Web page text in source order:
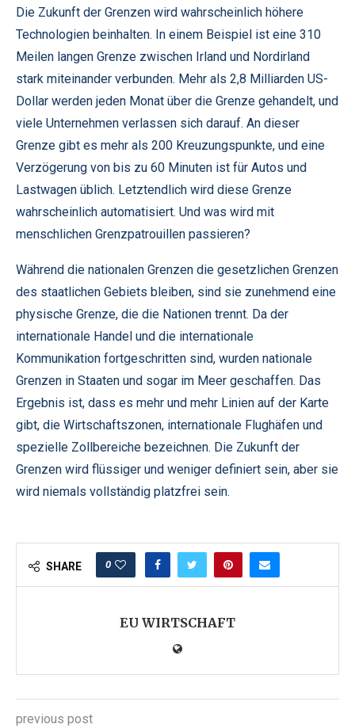
Die Zukunft der Grenzen wird wahrscheinlich höhere
Technologien beinhalten. In einem Beispiel ist eine 310
Meilen langen Grenze zwischen Irland und Nordirland
stark miteinander verbunden. Mehr als 2,8 Milliarden US-
Dollar werden jeden Monat über die Grenze gehandelt, und
viele Unternehmen verlassen sich darauf. An dieser
Grenze gibt es mehr als 200 Kreuzungspunkte, und eine
Verzögerung von bis zu 60 Minuten ist für Autos und
Lastwagen üblich. Letztendlich wird diese Grenze
wahrscheinlich automatisiert. Und was wird mit
menschlichen Grenzpatrouillen passieren?
Während die nationalen Grenzen die gesetzlichen Grenzen
des staatlichen Gebiets bleiben, sind sie zunehmend eine
physische Grenze, die die Nationen trennt. Da der
internationale Handel und die internationale
Kommunikation fortgeschritten sind, wurden nationale
Grenzen in Staaten und sogar im Meer geschaffen. Das
Ergebnis ist, dass es mehr und mehr Linien auf der Karte
gibt, die Wirtschaftszonen, internationale Flughäfen und
spezielle Zollbereiche bezeichnen. Die Zukunft der
Grenzen wird flüssiger und weniger definiert sein, aber sie
wird niemals vollständig platzfrei sein.
SHARE 0
EU WIRTSCHAFT
previous post